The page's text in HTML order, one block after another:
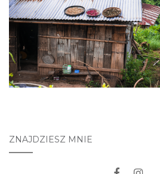
ZNAJDZIESZ MNIE